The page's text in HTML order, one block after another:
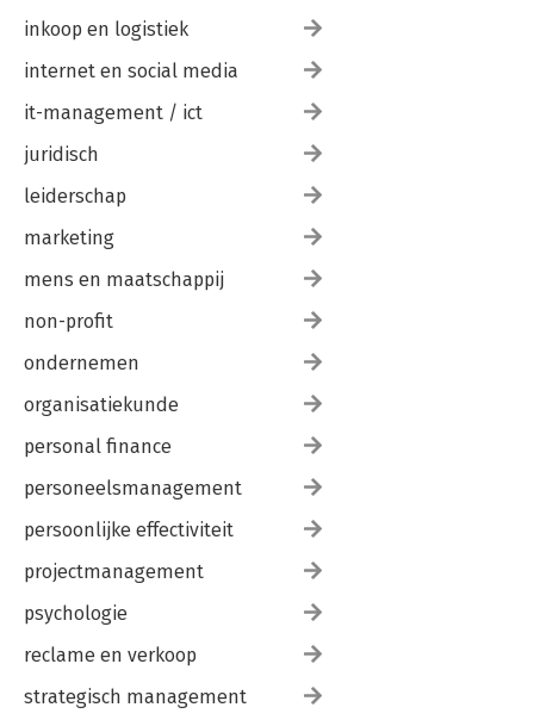
inkoop en logistiek
internet en social media
it-management / ict
juridisch
leiderschap
marketing
mens en maatschappij
non-profit
ondernemen
organisatiekunde
personal finance
personeelsmanagement
persoonlijke effectiviteit
projectmanagement
psychologie
reclame en verkoop
strategisch management